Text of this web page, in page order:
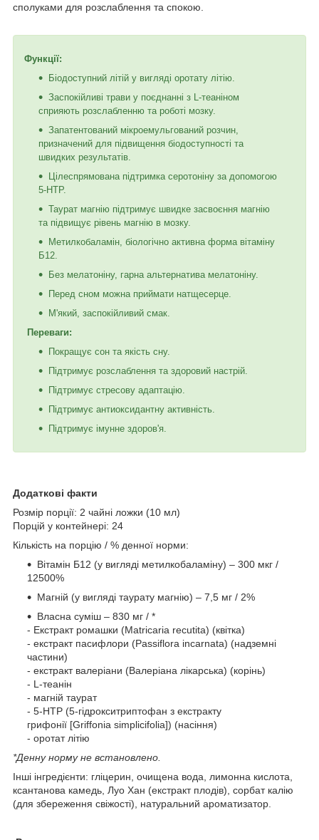
сполуками для розслаблення та спокою.
Функції:
Біодоступний літій у вигляді оротату літію.
Заспокійливі трави у поєднанні з L-теаніном
сприяють розслабленню та роботі мозку.
Запатентований мікроемульгований розчин,
призначений для підвищення біодоступності та
швидких результатів.
Цілеспрямована підтримка серотоніну за допомогою
5-HTP.
Таурат магнію підтримує швидке засвоєння магнію
та підвищує рівень магнію в мозку.
Метилкобаламін, біологічно активна форма вітаміну
Б12.
Без мелатоніну, гарна альтернатива мелатоніну.
Перед сном можна приймати натщесерце.
М'який, заспокійливий смак.
Переваги:
Покращує сон та якість сну.
Підтримує розслаблення та здоровий настрій.
Підтримує стресову адаптацію.
Підтримує антиоксидантну активність.
Підтримує імунне здоров'я.
Додаткові факти
Розмір порції: 2 чайні ложки (10 мл)
Порцій у контейнері: 24
Кількість на порцію / % денної норми:
Вітамін Б12 (у вигляді метилкобаламіну) – 300 мкг /
12500%
Магній (у вигляді таурату магнію) – 7,5 мг / 2%
Власна суміш – 830 мг / *
- Екстракт ромашки (Matricaria recutita) (квітка)
- екстракт пасифлори (Passiflora incarnata) (надземні
частини)
- екстракт валеріани (Валеріана лікарська) (корінь)
- L-теанін
- магній таурат
- 5-HTP (5-гідрокситриптофан з екстракту
грифонії [Griffonia simplicifolia]) (насіння)
- оротат літію
*Денну норму не встановлено.
Інші інгредієнти: гліцерин, очищена вода, лимонна кислота,
ксантанова камедь, Луо Хан (екстракт плодів), сорбат калію
(для збереження свіжості), натуральний ароматизатор.